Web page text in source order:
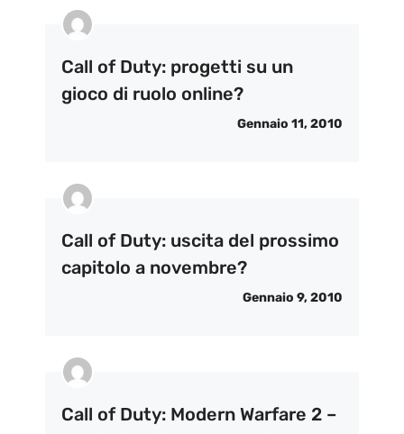
Call of Duty: progetti su un
gioco di ruolo online?
Gennaio 11, 2010
Call of Duty: uscita del prossimo
capitolo a novembre?
Gennaio 9, 2010
Call of Duty: Modern Warfare 2 –